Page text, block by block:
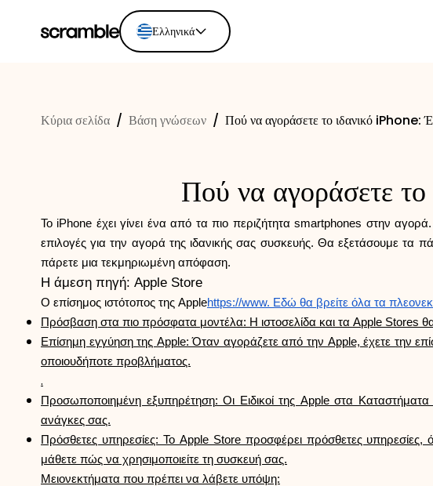
Ελληνικά
Español
Eesti keel
Κύρια σελίδα / Βάση γνώσεων / Πού να αγοράσετε το ιδανικό iPhone:
Πού να αγοράσετε
Το iPhone έχει γίνει ένα από τα πιο περιζήτητα smartphones στην
επιλογές για την αγορά της ιδανικής σας συσκευής. Θα εξετάσουμε τα
πάρετε μια τεκμηριωμένη απόφαση.
Η άμεση πηγή: Apple Store
Ο επίσημος ιστότοπος της Applehttps://www. Εδώ θα βρείτε όλα τα
Πρόσβαση στα πιο πρόσφατα μοντέλα: Η ιστοσελίδα και τα Apple Stores
Επίσημη εγγύηση της Apple: Όταν αγοράζετε από την Apple, έχετε την
οποιουδήποτε προβλήματος.
.
Προσωποποιημένη εξυπηρέτηση: Οι Ειδικοί της Apple στα
ανάγκες σας.
Πρόσθετες υπηρεσίες: Το Apple Store προσφέρει πρόσθετες
μάθετε πώς να χρησιμοποιείτε τη συσκευή σας.
Μειονεκτήματα που πρέπει να λάβετε υπόψη: